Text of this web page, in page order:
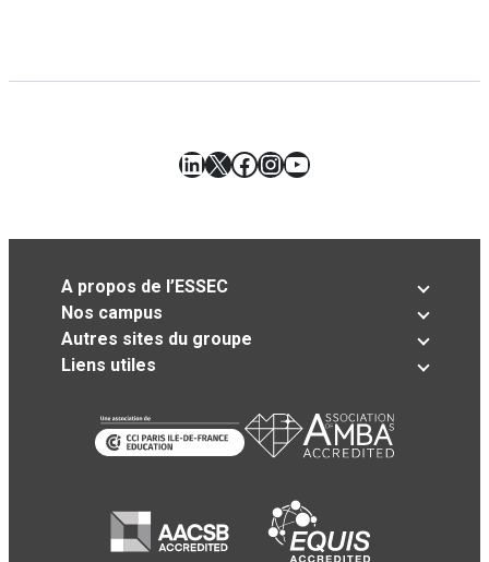
LinkedIn
X Facebook
Instagram
YouTube
A propos de l’ESSEC
Nos campus
Autres sites du groupe
Liens utiles